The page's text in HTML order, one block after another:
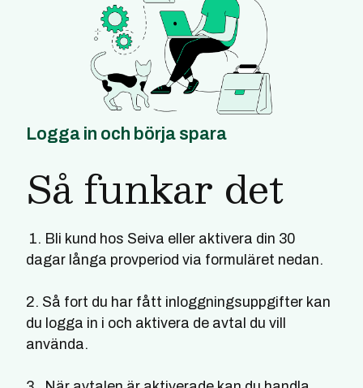
Logga in och börja spara
Så funkar det
1. Bli kund hos Seiva eller aktivera din 30
dagar långa provperiod via formuläret nedan.
2. Så fort du har fått inloggningsuppgifter kan
du logga in i och aktivera de avtal du vill
använda.